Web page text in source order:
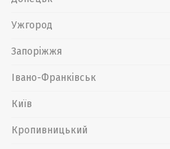
Ужгород
Запоріжжя
Івано-Франківськ
Київ
Кропивницький